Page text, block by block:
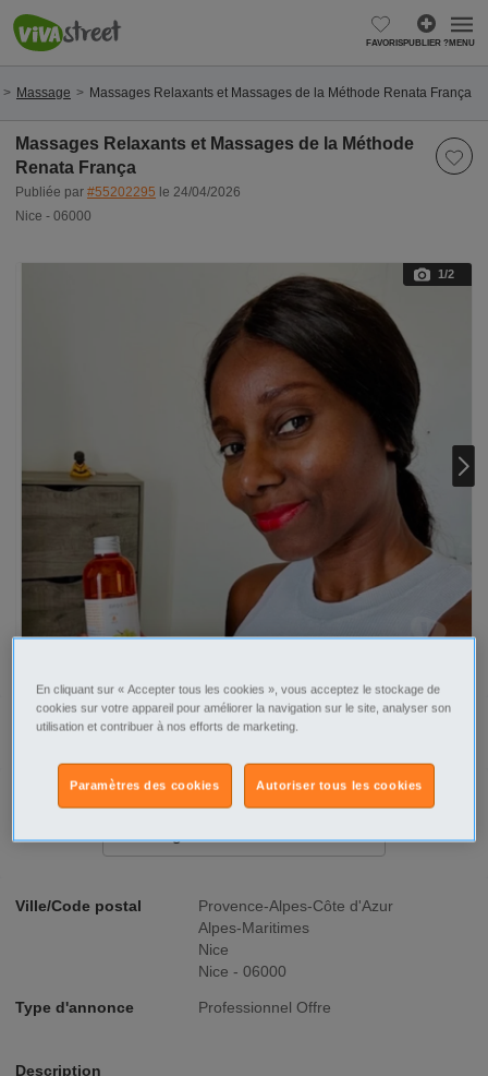
FAVORISPUBLIER ?MENU
Massage Massages Relaxants et Massages de la Méthode Renata França
Massages Relaxants et Massages de la Méthode
Renata França
Publiée par #55202295 le 24/04/2026
Nice - 06000
1/2
Ville/Code postal
Provence-Alpes-Côte d'Azur
Alpes-Maritimes
Nice
Nice - 06000
Type d'annonce Professionnel Offre
Description
Tel
En cliquant sur « Accepter tous les cookies », vous acceptez le stockage de
cookies sur votre appareil pour améliorer la navigation sur le site, analyser son
utilisation et contribuer à nos efforts de marketing.
Autoriser tous les cookies
Paramètres des cookies